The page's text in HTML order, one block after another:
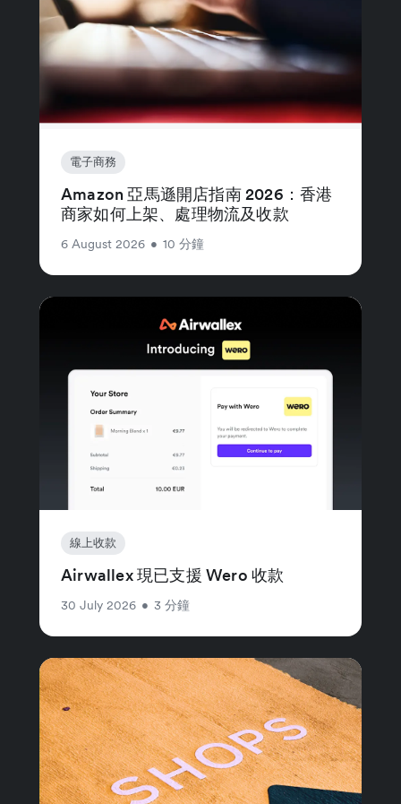
電子商務
Amazon 亞馬遜開店指南 2026：香港
商家如何上架、處理物流及收款
6 August 2026 • 10 分鐘
線上收款
Airwallex 現已支援 Wero 收款
30 July 2026 • 3 分鐘